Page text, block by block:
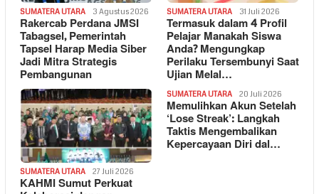
SUMATERA UTARA 3 Agustus 2026
Rakercab Perdana JMSI
Tabagsel, Pemerintah
Tapsel Harap Media Siber
Jadi Mitra Strategis
Pembangunan
SUMATERA UTARA 31 Juli 2026
Termasuk dalam 4 Profil
Pelajar Manakah Siswa
Anda? Mengungkap
Perilaku Tersembunyi Saat
Ujian Melal…
SUMATERA UTARA 27 Juli 2026
KAHMI Sumut Perkuat
SUMATERA UTARA 20 Juli 2026
Memulihkan Akun Setelah
‘Lose Streak’: Langkah
Taktis Mengembalikan
Kepercayaan Diri dal…